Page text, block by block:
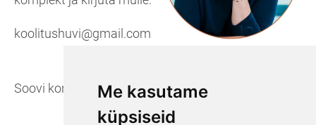
Me kasutame
küpsiseid
koolitushuvi@gmail.com
Soovi korral väljastame arve asutusele.